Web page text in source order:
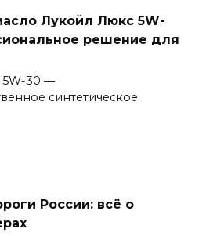
Лукойл Люкс 5W-
решение для
30 —
синтетическое
России: всё о